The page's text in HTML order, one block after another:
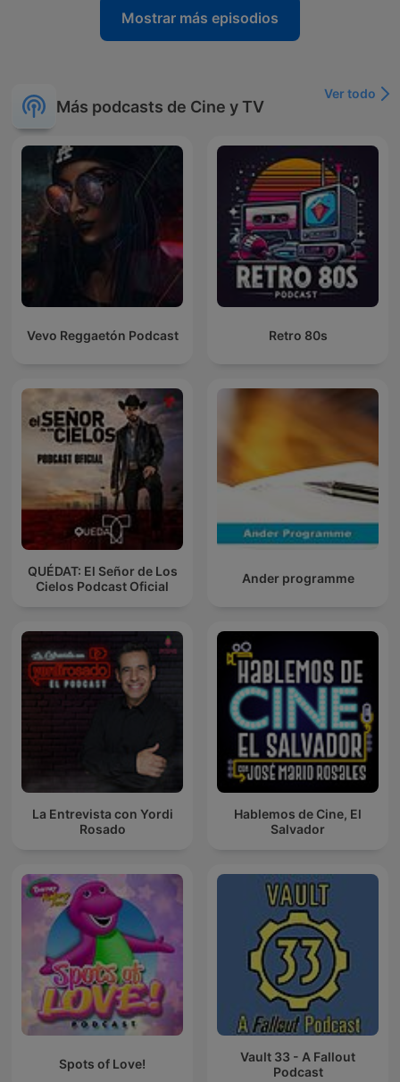
Mostrar más episodios
Más podcasts de Cine y TV
Ver todo
Vevo Reggaetón Podcast Retro 80s
QUÉDAT: El Señor de Los
Cielos Podcast Oficial
Ander programme
La Entrevista con Yordi
Rosado
Hablemos de Cine, El
Salvador
Spots of Love!
Vault 33 - A Fallout
Podcast